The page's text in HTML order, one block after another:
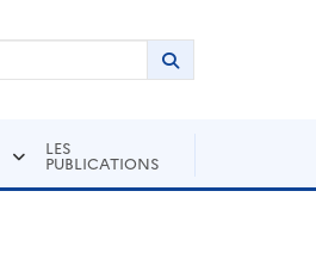
Inventaire Rechercher
Lancer la
LES
PUBLICATIONS